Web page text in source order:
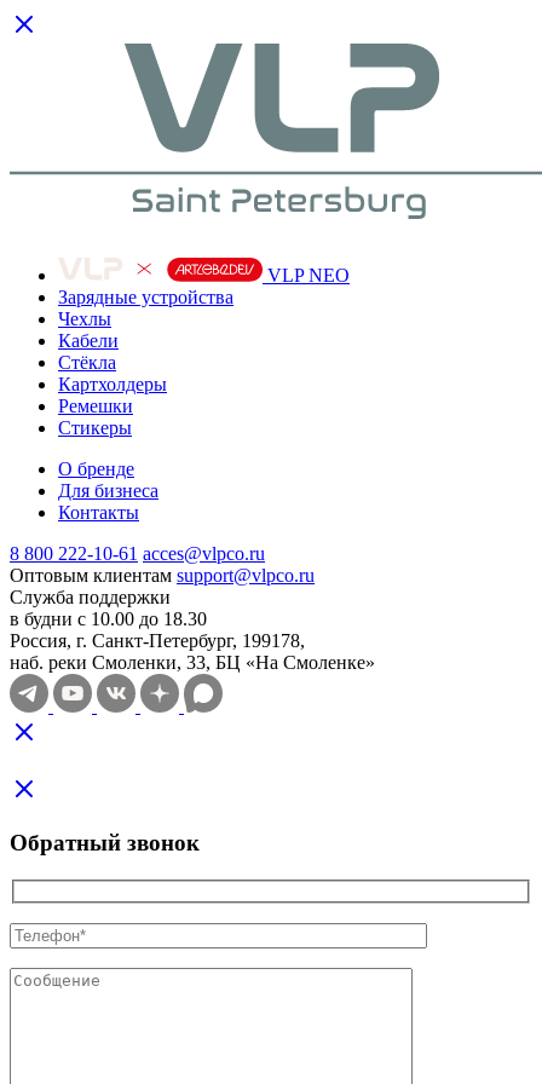
VLP NEO
Зарядные устройства
Чехлы
Кабели
Cтёкла
Картхолдеры
Ремешки
Стикеры
О бренде
Для бизнеса
Контакты
8 800 222-10-61 acces@vlpco.ru
Оптовым клиентам support@vlpco.ru
Служба поддержки
в будни с 10.00 до 18.30
Россия, г. Санкт-Петербург, 199178,
наб. реки Смоленки, 33, БЦ «На Смоленке»
Обратный звонок